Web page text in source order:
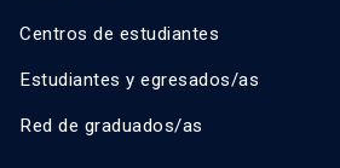
Centros de estudiantes
Estudiantes y egresados/as
Red de graduados/as